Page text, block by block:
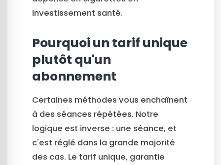
investissement santé.
Pourquoi un tarif unique
plutôt qu'un
abonnement
Certaines méthodes vous enchaînent
à des séances répétées. Notre
logique est inverse : une séance, et
c'est réglé dans la grande majorité
des cas. Le tarif unique, garantie